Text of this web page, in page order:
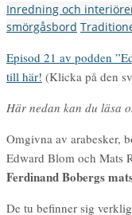
Inredning och
smörgåsbord
Episod 21 av podden
till här! (Klicka på den
Här nedan kan du läsa
Omgivna av arabesker,
Edward Blom och Mats
Ferdinand Bobergs
De tu befinner sig